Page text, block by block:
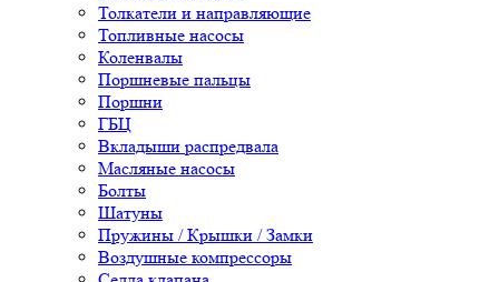
Толкатели и направляющие
Топливные насосы
Коленвалы
Поршневые пальцы
Поршни
ГБЦ
Вкладыши распредвала
Масляные насосы
Болты
Шатуны
Пружины / Крышки / Замки
Воздушные компрессоры